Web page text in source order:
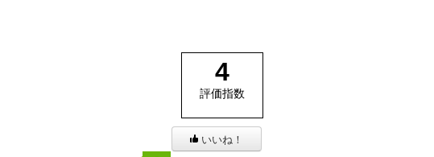
4
評価指数
いいね！